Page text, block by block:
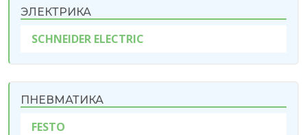
ЭЛЕКТРИКА
SCHNEIDER ELECTRIC
ПНЕВМАТИКА
FESTO